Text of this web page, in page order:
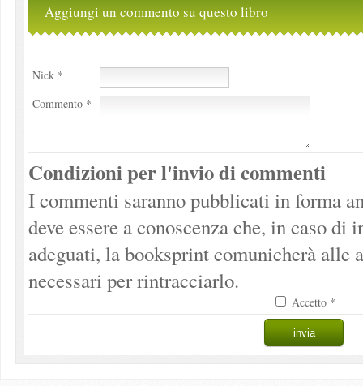
Aggiungi un commento su questo libro
Nick *
Commento *
Condizioni per l'invio di commenti
I commenti saranno pubblicati in forma
deve essere a conoscenza che, in caso
adeguati, la booksprint comunicherà alle
necessari per rintracciarlo.
Accetto *